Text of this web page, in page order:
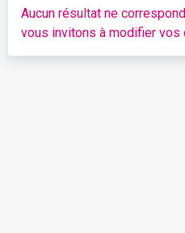
Aucun résultat ne
vous invitons à modifier vos